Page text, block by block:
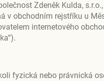
Zdeněk Kulda,
v obchodním rejstříku u
internetového
fyzická nebo právnická